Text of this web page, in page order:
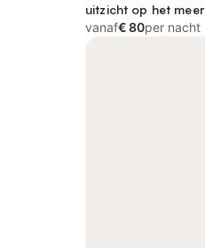
uitzicht op het meer
vanaf€ 80per nacht